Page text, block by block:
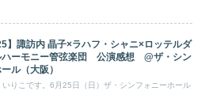
】諏訪内 晶子×ラハフ・シャニ×ロッテルダ
ハーモニー管弦楽団 公演感想 @ザ・シン
ル（大阪）
いりこです。6月25日（日）ザ・シンフォニーホール